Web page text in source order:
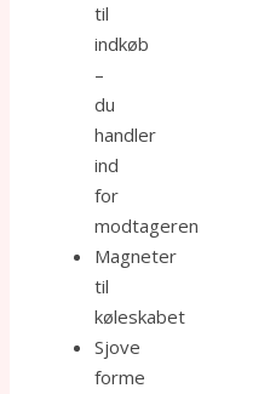
til
indkøb
–
du
handler
ind
for
modtageren
Magneter
til
køleskabet
Sjove
forme